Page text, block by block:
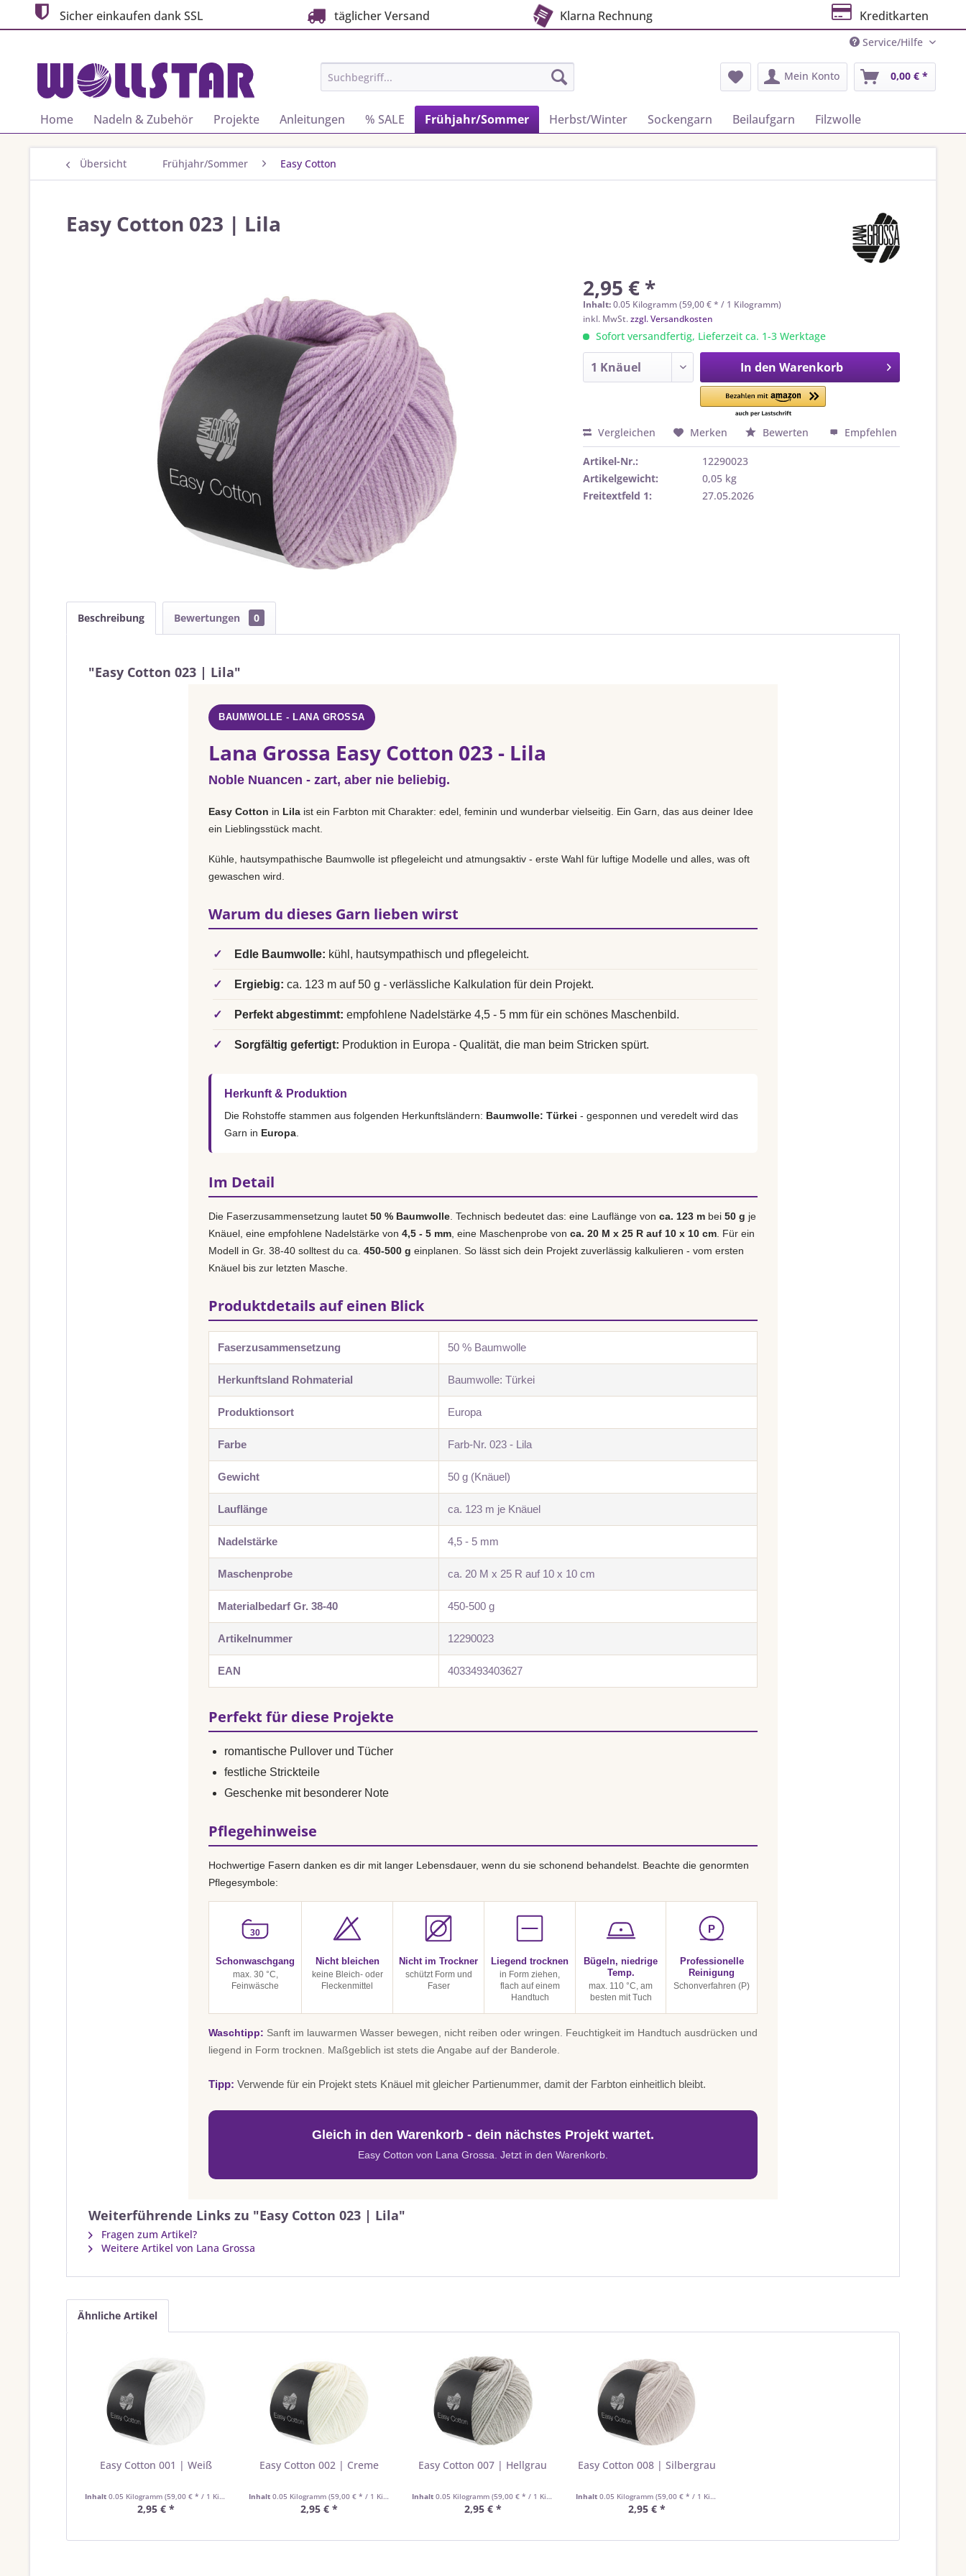
Sicher einkaufen dank SSL täglicher Versand Klarna Rechnung Kreditkarten
Service/Hilfe
Mein Konto 0,00 € *
Home Nadeln & Zubehör Projekte Anleitungen % SALE Frühjahr/Sommer Herbst/Winter Sockengarn Beilaufgarn Filzwolle
Übersicht Frühjahr/Sommer Easy Cotton
Easy Cotton 023 | Lila
2,95 € *
Inhalt:0.05 Kilogramm (59,00 € * / 1 Kilogramm)
inkl. MwSt.zzgl. Versandkosten
Sofort versandfertig, Lieferzeit ca. 1-3 Werktage
In den Warenkorb
Vergleichen Merken Bewerten Empfehlen
Artikel-Nr.:
12290023
Artikelgewicht:
0,05 kg
Freitextfeld 1:
27.05.2026
Beschreibung Bewertungen 0
"Easy Cotton 023 | Lila"
BAUMWOLLE - LANA GROSSA
Lana Grossa Easy Cotton 023 - Lila
Noble Nuancen - zart, aber nie beliebig.
Easy Cotton in Lila ist ein Farbton mit Charakter: edel, feminin und wunderbar vielseitig. Ein Garn, das aus deiner Idee
ein Lieblingsstück macht.
Kühle, hautsympathische Baumwolle ist pflegeleicht und atmungsaktiv - erste Wahl für luftige Modelle und alles, was oft
gewaschen wird.
Warum du dieses Garn lieben wirst
✓ Edle Baumwolle: kühl, hautsympathisch und pflegeleicht.
✓ Ergiebig: ca. 123 m auf 50 g - verlässliche Kalkulation für dein Projekt.
✓ Perfekt abgestimmt: empfohlene Nadelstärke 4,5 - 5 mm für ein schönes Maschenbild.
✓ Sorgfältig gefertigt: Produktion in Europa - Qualität, die man beim Stricken spürt.
Herkunft & Produktion
Die Rohstoffe stammen aus folgenden Herkunftsländern: Baumwolle: Türkei - gesponnen und veredelt wird das
Garn in Europa
Im Detail
Die Faserzusammensetzung lautet 50 % Baumwolle . Technisch bedeutet das: eine Lauflänge von ca. 123 m bei 50 g je
Knäuel, eine empfohlene Nadelstärke von 4,5 - 5 mm , eine Maschenprobe von ca. 20 M x 25 R auf 10 x 10 cm . Für ein
Modell in Gr. 38-40 solltest du ca. 450-500 g einplanen. So lässt sich dein Projekt zuverlässig kalkulieren - vom ersten
Knäuel bis zur letzten Masche.
Produktdetails auf einen Blick
Faserzusammensetzung 50 % Baumwolle
Herkunftsland Rohmaterial Baumwolle: Türkei
Produktionsort Europa
Farbe Farb-Nr. 023 - Lila
Gewicht 50 g (Knäuel)
Lauflänge ca. 123 m je Knäuel
Nadelstärke 4,5 - 5 mm
Maschenprobe ca. 20 M x 25 R auf 10 x 10 cm
Materialbedarf Gr. 38-40 450-500 g
Artikelnummer 12290023
EAN 4033493403627
Perfekt für diese Projekte
romantische Pullover und Tücher
festliche Strickteile
Geschenke mit besonderer Note
Pflegehinweise
Hochwertige Fasern danken es dir mit langer Lebensdauer, wenn du sie schonend behandelst. Beachte die genormten
Pflegesymbole:
30
Schonwaschgang
max. 30 °C,
Feinwäsche
Nicht bleichen
keine Bleich- oder
Fleckenmittel
Nicht im Trockner
schützt Form und
Faser
Liegend trocknen
in Form ziehen,
flach auf einem
Handtuch
Bügeln, niedrige
Temp.
max. 110 °C, am
besten mit Tuch
P
Professionelle
Reinigung
Schonverfahren (P)
Waschtipp: Sanft im lauwarmen Wasser bewegen, nicht reiben oder wringen. Feuchtigkeit im Handtuch ausdrücken und
liegend in Form trocknen. Maßgeblich ist stets die Angabe auf der Banderole.
Tipp: Verwende für ein Projekt stets Knäuel mit gleicher Partienummer, damit der Farbton einheitlich bleibt.
Gleich in den Warenkorb - dein nächstes Projekt wartet.
Easy Cotton von Lana Grossa. Jetzt in den Warenkorb.
Weiterführende Links zu "Easy Cotton 023 | Lila"
Fragen zum Artikel?
Weitere Artikel von Lana Grossa
Ähnliche Artikel
Easy Cotton 001 | Weiß
Inhalt 0.05 Kilogramm (59,00 € * / 1 Kilogramm)
2,95 € *
Easy Cotton 002 | Creme
Inhalt 0.05 Kilogramm (59,00 € * / 1 Kilogramm)
2,95 € *
Easy Cotton 007 | Hellgrau
Inhalt0.05 Kilogramm(59,00 € * / 1 Kilogramm)
2,95 € *
Easy Cotton 008 | Silbergrau
Inhalt 0.05 Kilogramm (59,00 € * / 1 Kilogramm)
2,95 € *